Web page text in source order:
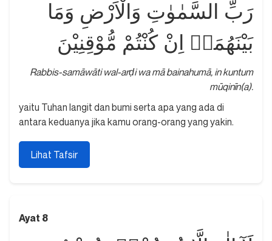
رَبِّ السَّمٰوٰتِ وَالْاَرْضِ وَمَا
بَيْنَهُمَاۘ اِنْ كُنْتُمْ مُّوْقِنِيْنَ
Rabbis-samāwāti wal-arḍi wa mā bainahumā, in kuntum
mūqinīn(a).
yaitu Tuhan langit dan bumi serta apa yang ada di
antara keduanya jika kamu orang-orang yang yakin.
Lihat Tafsir
Ayat 8